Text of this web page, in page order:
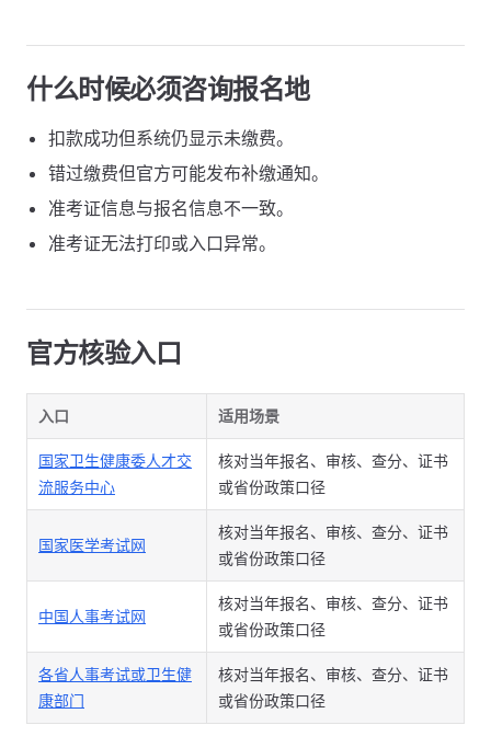
什么时候必须咨询报名地
扣款成功但系统仍显示未缴费。
错过缴费但官方可能发布补缴通知。
准考证信息与报名信息不一致。
准考证无法打印或入口异常。
官方核验入口
入口 适用场景
国家卫生健康委人才交
流服务中心
核对当年报名、审核、查分、证书
或省份政策口径
国家医学考试网
核对当年报名、审核、查分、证书
或省份政策口径
中国人事考试网
核对当年报名、审核、查分、证书
或省份政策口径
各省人事考试或卫生健
康部门
核对当年报名、审核、查分、证书
或省份政策口径